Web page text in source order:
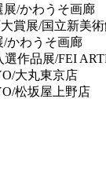
展/かわうそ画廊
賞展/国立新美
/かわうそ画廊
選作品展/FEI
大丸東京店
松坂屋上野店